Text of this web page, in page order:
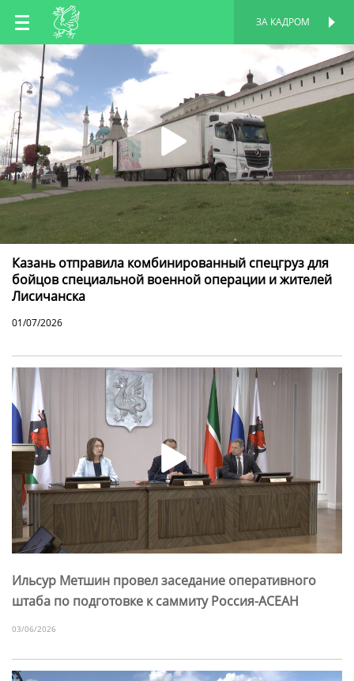
RU
TT
ЗА КАДРОМ
Казань отправила комбинированный спецгруз для
бойцов специальной военной операции и жителей
Лисичанска
01/07/2026
Ильсур Метшин провел заседание оперативного
штаба по подготовке к саммиту Россия-АСЕАН
03/06/2026
ПЕРСОНАЛЬНАЯ
СТРАНИЦА